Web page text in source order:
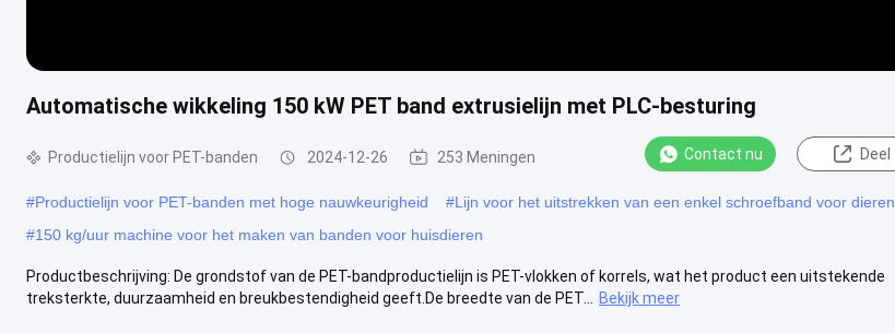
Automatische wikkeling 150 kW PET band extrusielijn met PLC-besturing
Productielijn voor PET-banden 2024-12-26 253 Meningen Contact nu Deel
#Productielijn voor PET-banden met hoge nauwkeurigheid #Lijn voor het uitstrekken van een enkel schroefband voor dieren
#150 kg/uur machine voor het maken van banden voor huisdieren
Productbeschrijving: De grondstof van de PET-bandproductielijn is PET-vlokken of korrels, wat het product een uitstekende
treksterkte, duurzaamheid en breukbestendigheid geeft.De breedte van de PET...
Bekijk meer